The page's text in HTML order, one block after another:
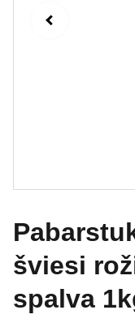
šviesi
spalva